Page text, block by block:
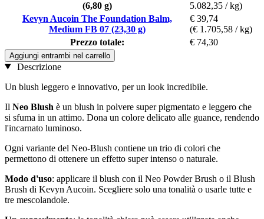
(6,80 g)
5.082,35 / kg)
Kevyn Aucoin The Foundation Balm,
Medium FB 07 (23,30 g)
€ 39,74
(€ 1.705,58 / kg)
Prezzo totale:
€ 74,30
Aggiungi entrambi nel carrello
Descrizione
Un blush leggero e innovativo, per un look incredibile.
Il Neo Blush è un blush in polvere super pigmentato e leggero che
si sfuma in un attimo. Dona un colore delicato alle guance, rendendo
l'incarnato luminoso.
Ogni variante del Neo-Blush contiene un trio di colori che
permettono di ottenere un effetto super intenso o naturale.
Modo d'uso: applicare il blush con il Neo Powder Brush o il Blush
Brush di Kevyn Aucoin. Scegliere solo una tonalità o usarle tutte e
tre mescolandole.